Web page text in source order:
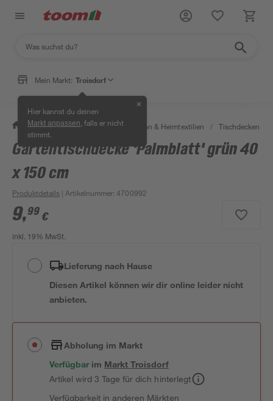
Mein Markt: Troisdorf
Hier kannst du deinen
Markt anpassen , falls er nicht
stimmt.
✕
/ Wohnen & Haushalt / Dekoration & Heimtextilien / Tischdecken &
Gartentischdecke 'Palmblatt' grün 40
x 150 cm
Produktdetails | Artikelnummer:4700992
9,99 €
inkl. 19% MwSt.
Lieferung nach Hause
Diesen Artikel können wir dir online leider nicht
anbieten.
Abholung im Markt
Verfügbar im MarktTroisdorf
Artikel wird 3 Tage für dich hinterlegt
Verfügbarkeit in anderen Märkten